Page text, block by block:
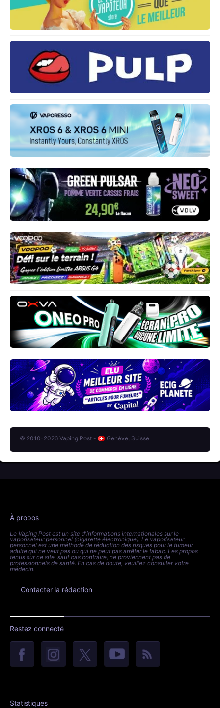
© 2010-2026 Vaping Post - Genève, Suisse
À propos
Le Vaping Post est un site d'informations internationales sur le
vaporisateur personnel (cigarette électronique). Le vaporisateur
personnel est une méthode de réduction des risques pour le fumeur
adulte qui ne veut pas ou qui ne peut pas arrêter le tabac. Les propos
tenus sur ce site, sauf cas contraire, ne proviennent pas de
professionnels de santé. En cas de doute, veuillez consulter votre
médecin.
Contacter la rédaction
Restez connecté
Statistiques